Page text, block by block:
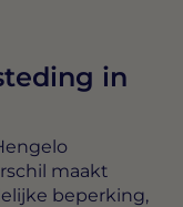
in
maakt
beperking,